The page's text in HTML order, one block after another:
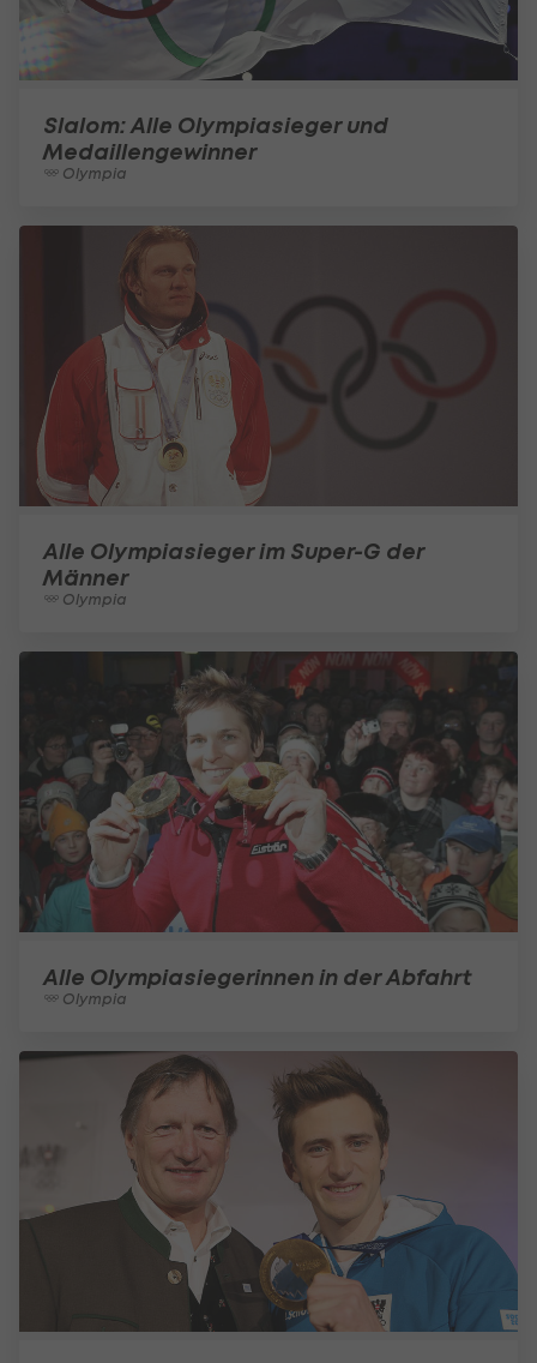
Slalom: Alle Olympiasieger und
Medaillengewinner
Olympia
Alle Olympiasieger im Super-G der
Männer
Olympia
Alle Olympiasiegerinnen in der Abfahrt
Olympia